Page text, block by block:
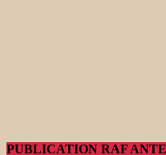
PUBLICATION RAF